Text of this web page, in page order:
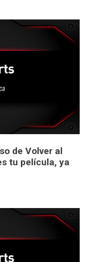
de Volver al
tu película, ya